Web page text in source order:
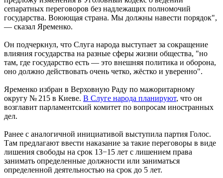
сепаратных переговоров без надлежащих полномочий
государства. Воюющая страна. Мы должны навести порядок",
— сказал Яременко.
Он подчеркнул, что Слуга народа выступает за сокращение
влияния государства на разные сферы жизни общества, "но
там, где государство есть — это внешняя политика и оборона,
оно должно действовать очень четко, жёстко и уверенно".
Яременко избран в Верховную Раду по мажоритарному
округу № 215 в Киеве. В Слуге народа планируют, что он
возглавит парламентский комитет по вопросам иностранных
дел.
Ранее с аналогичной инициативой выступила партия Голос.
Там предлагают ввести наказание за такие переговоры в виде
лишения свободы на срок 13−15 лет с лишением права
занимать определенные должности или заниматься
определенной деятельностью на срок до 5 лет.